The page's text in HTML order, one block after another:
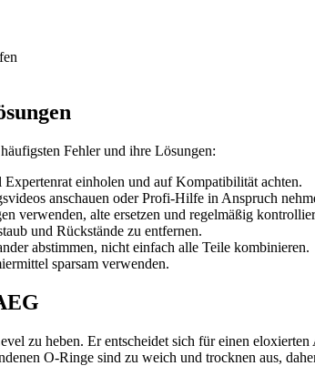
Fehler und ihre Lösungen:
einholen und auf Kompatibilität achten.
anschauen oder Profi-Hilfe in Anspruch
verwenden, alte ersetzen und regelmäßig
und Rückstände zu entfernen.
abstimmen, nicht einfach alle Teile kombinieren.
sparsam verwenden.
zu heben. Er entscheidet sich für einen
O-Ringe sind zu weich und trocknen aus,